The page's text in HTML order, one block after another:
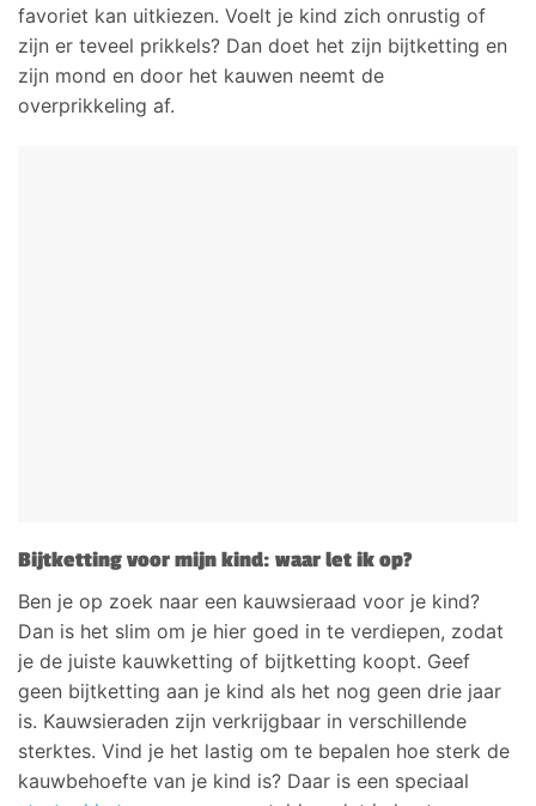
favoriet kan uitkiezen. Voelt je kind zich onrustig of
zijn er teveel prikkels? Dan doet het zijn bijtketting en
zijn mond en door het kauwen neemt de
overprikkeling af.
Bijtketting voor mijn kind: waar let ik op?
Ben je op zoek naar een kauwsieraad voor je kind?
Dan is het slim om je hier goed in te verdiepen, zodat
je de juiste kauwketting of bijtketting koopt. Geef
geen bijtketting aan je kind als het nog geen drie jaar
is. Kauwsieraden zijn verkrijgbaar in verschillende
sterktes. Vind je het lastig om te bepalen hoe sterk de
kauwbehoefte van je kind is? Daar is een speciaal